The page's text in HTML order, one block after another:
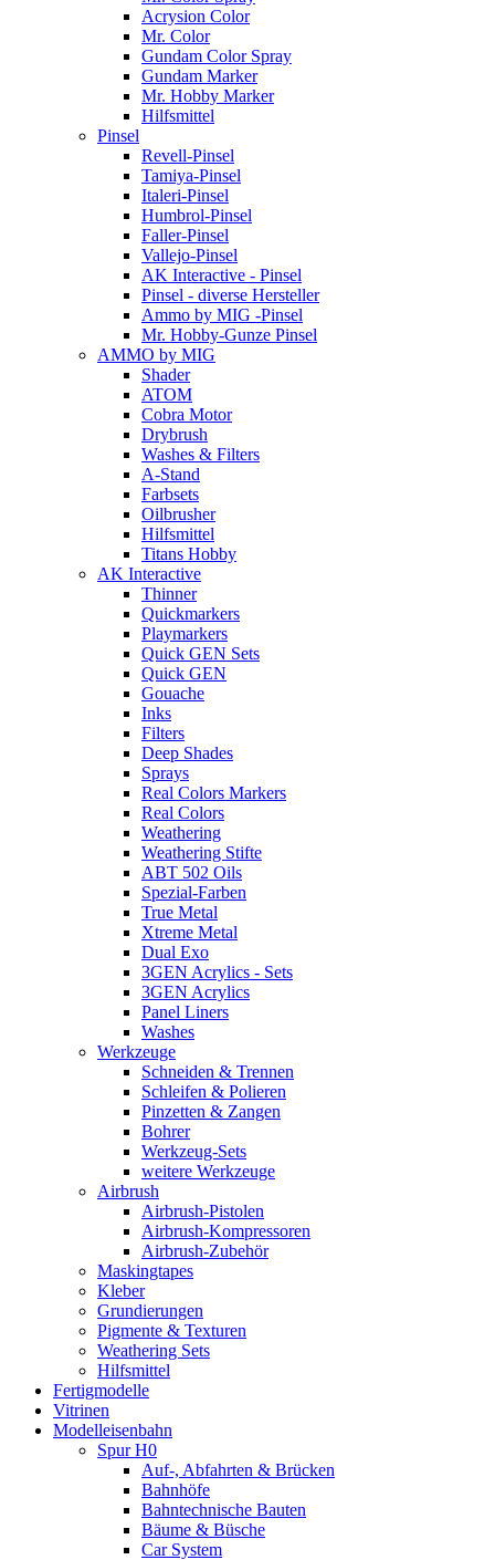
Acrysion Color
Mr. Color
Gundam Color Spray
Gundam Marker
Mr. Hobby Marker
Hilfsmittel
Pinsel
Revell-Pinsel
Tamiya-Pinsel
Italeri-Pinsel
Humbrol-Pinsel
Faller-Pinsel
Vallejo-Pinsel
AK Interactive - Pinsel
Pinsel - diverse Hersteller
Ammo by MIG -Pinsel
Mr. Hobby-Gunze Pinsel
AMMO by MIG
Shader
ATOM
Cobra Motor
Drybrush
Washes & Filters
A-Stand
Farbsets
Oilbrusher
Hilfsmittel
Titans Hobby
AK Interactive
Thinner
Quickmarkers
Playmarkers
Quick GEN Sets
Quick GEN
Gouache
Inks
Filters
Deep Shades
Sprays
Real Colors Markers
Real Colors
Weathering
Weathering Stifte
ABT 502 Oils
Spezial-Farben
True Metal
Xtreme Metal
Dual Exo
3GEN Acrylics - Sets
3GEN Acrylics
Panel Liners
Washes
Werkzeuge
Schneiden & Trennen
Schleifen & Polieren
Pinzetten & Zangen
Bohrer
Werkzeug-Sets
weitere Werkzeuge
Airbrush
Airbrush-Pistolen
Airbrush-Kompressoren
Airbrush-Zubehör
Maskingtapes
Kleber
Grundierungen
Pigmente & Texturen
Weathering Sets
Hilfsmittel
Fertigmodelle
Vitrinen
Modelleisenbahn
Spur H0
Auf-, Abfahrten & Brücken
Bahnhöfe
Bahntechnische Bauten
Bäume & Büsche
Car System